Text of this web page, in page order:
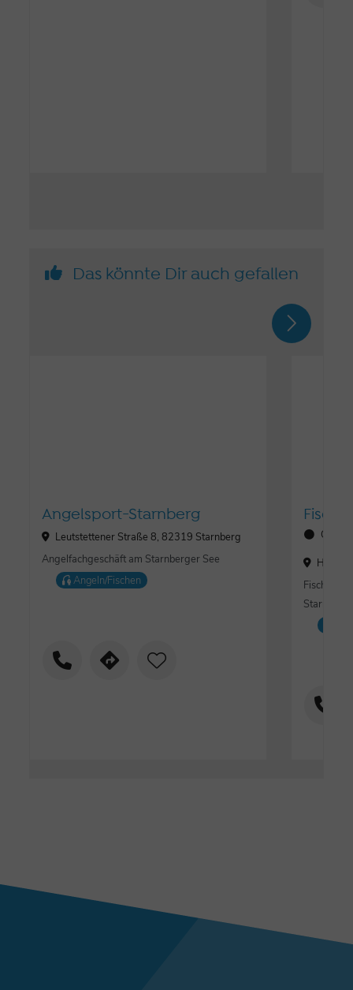
Das könnte Dir auch gefallen
Angelsport-Starnberg
Leutstettener Straße 8, 82319 Starnberg
Angelfachgeschäft am Starnberger See
Angeln/Fischen
Fischerei